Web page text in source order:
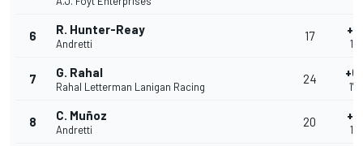
6 R. Hunter-Reay
Andretti
17
7 G. Rahal
Rahal Letterman Lanigan Racing
24
8 C. Muñoz
Andretti
20